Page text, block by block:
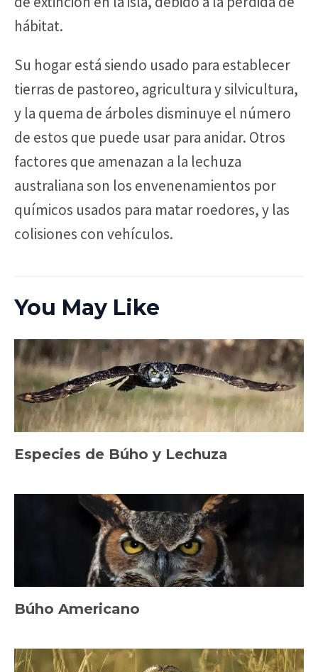
hábitat.
Su hogar está siendo usado para establecer
tierras de pastoreo, agricultura y silvicultura,
y la quema de árboles disminuye el número
de estos que puede usar para anidar. Otros
factores que amenazan a la lechuza
australiana son los envenenamientos por
químicos usados para matar roedores, y las
colisiones con vehículos.
You May Like
Especies de Búho y Lechuza
Búho Americano